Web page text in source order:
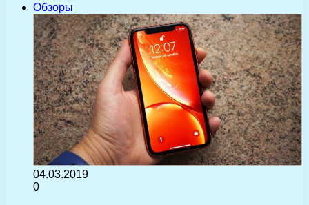
Обзоры
04.03.2019
0